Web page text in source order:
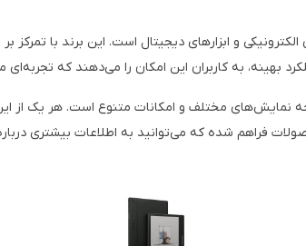
و ابزارهای دیجیتال است. این برند با
بهینه، به کاربران این امکان را می‌دهند که
نمایش‌های مختلف و امکانات متنوع است. هر یک از
فراهم شده که می‌توانید به اطلاعات بیشتری